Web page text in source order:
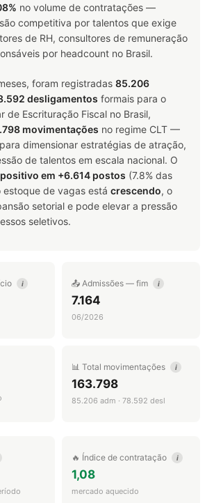
no volume de contratações —
competitiva por talentos que exige
de RH, consultores de remuneração
por headcount no Brasil.
foram registradas 85.206
desligamentos formais para o
de Escrituração Fiscal no Brasil,
movimentações no regime CLT —
dimensionar estratégias de atração,
de talentos em escala nacional. O
em +6.614 postos (7.8% das
de vagas está crescendo, o
setorial e pode elevar a pressão
seletivos.
i 📤 Admissões — fim i
7.164
06/2026
📊 Total movimentações i
163.798
85.206 adm · 78.592 desl
🔥 Índice de contratação i
1,08
mercado aquecido